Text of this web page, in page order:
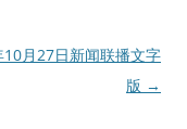
月27日新闻联播文字
版 →